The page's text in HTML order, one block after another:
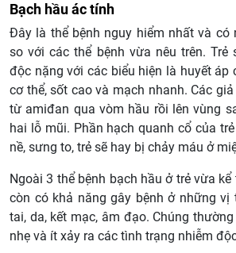
Bạch hầu ác tính
Đây là thể bệnh nguy hiểm nhất và có
so với các thể bệnh vừa nêu trên. Trẻ
độc nặng với các biểu hiện là huyết áp
cơ thể, sốt cao và mạch nhanh. Các
từ amiđan qua vòm hầu rồi lên vùng
hai lỗ mũi. Phần hạch quanh cổ của
nề, sưng to, trẻ sẽ hay bị chảy máu ở
Ngoài 3 thể bệnh bạch hầu ở trẻ vừa kể
còn có khả năng gây bệnh ở những
tai, da, kết mạc, âm đạo. Chúng
nhẹ và ít xảy ra các tình trạng nhiễm